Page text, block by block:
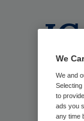
We
We and
to
ads you
any time